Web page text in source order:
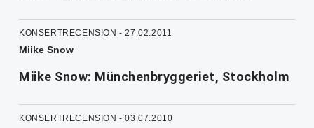
KONSERTRECENSION - 27.02.2011
Miike Snow
Miike Snow: Münchenbryggeriet, Stockholm
KONSERTRECENSION - 03.07.2010